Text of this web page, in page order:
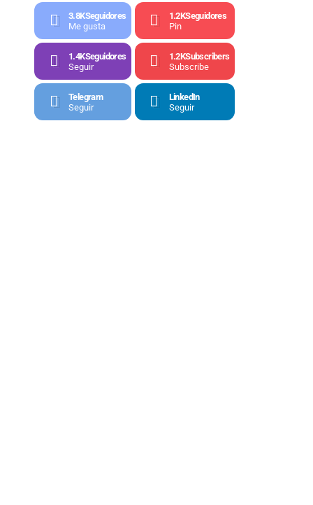
3.8KSeguidores
Me gusta
1.2KSeguidores
Pin
1.4KSeguidores
Seguir
1.2KSubscribers
Subscribe
Telegram
Seguir
LinkedIn
Seguir